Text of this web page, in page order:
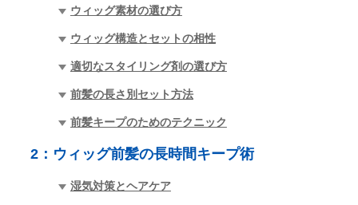
ウィッグ素材の選び方
ウィッグ構造とセットの相性
適切なスタイリング剤の選び方
前髪の長さ別セット方法
前髪キープのためのテクニック
2： ウィッグ前髪の長時間キープ術
湿気対策とヘアケア